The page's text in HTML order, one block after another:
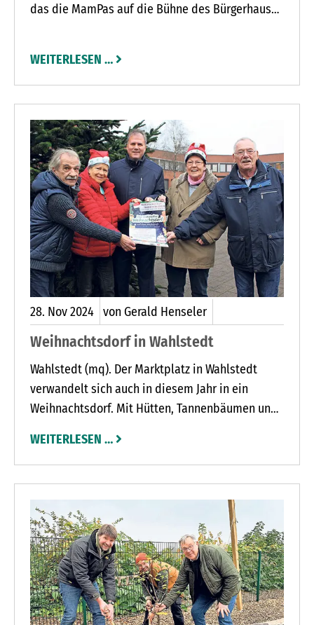
das die MamPas auf die Bühne des Bürgerhauses
WEITERLESEN …
28. Nov2024 von Gerald Henseler
Weihnachtsdorf in Wahlstedt
Wahlstedt (mq). Der Marktplatz in Wahlstedt
verwandelt sich auch in diesem Jahr in ein
Weihnachtsdorf. Mit Hütten, Tannenbäumen und
AG an zwei langen Wochenenden wieder für
weihnachtliche Stimmung in der Stadt.
WEITERLESEN …